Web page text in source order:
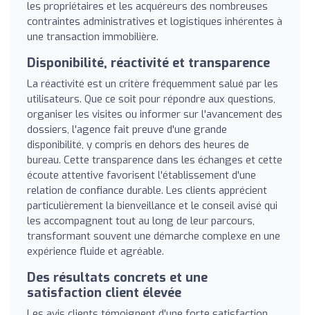
les propriétaires et les acquéreurs des nombreuses
contraintes administratives et logistiques inhérentes à
une transaction immobilière.
Disponibilité, réactivité et transparence
La réactivité est un critère fréquemment salué par les
utilisateurs. Que ce soit pour répondre aux questions,
organiser les visites ou informer sur l'avancement des
dossiers, l'agence fait preuve d'une grande
disponibilité, y compris en dehors des heures de
bureau. Cette transparence dans les échanges et cette
écoute attentive favorisent l'établissement d'une
relation de confiance durable. Les clients apprécient
particulièrement la bienveillance et le conseil avisé qui
les accompagnent tout au long de leur parcours,
transformant souvent une démarche complexe en une
expérience fluide et agréable.
Des résultats concrets et une
satisfaction client élevée